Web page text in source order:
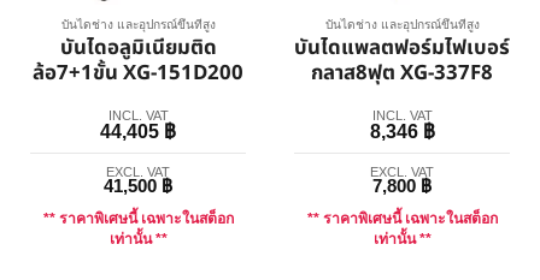
บันไดช่าง และอุปกรณ์ขึ้นที่สูง
บันไดอลูมิเนียมติด
ล้อ7+1ขั้น XG-151D200
INCL. VAT
44,405 ฿
EXCL. VAT
41,500 ฿
** ราคาพิเศษนี้ เฉพาะในสต็อก
เท่านั้น **
บันไดช่าง และอุปกรณ์ขึ้นที่สูง
บันไดแพลตฟอร์มไฟเบอร์
กลาส8ฟุต XG-337F8
INCL. VAT
8,346 ฿
EXCL. VAT
7,800 ฿
** ราคาพิเศษนี้ เฉพาะในสต็อก
เท่านั้น **